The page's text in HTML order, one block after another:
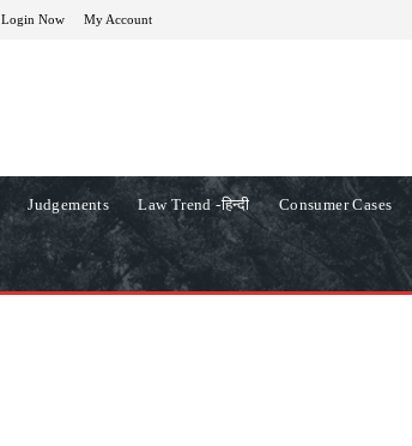
Login Now My Account
Judgements Law Trend -हिन्दी Consumer Cases